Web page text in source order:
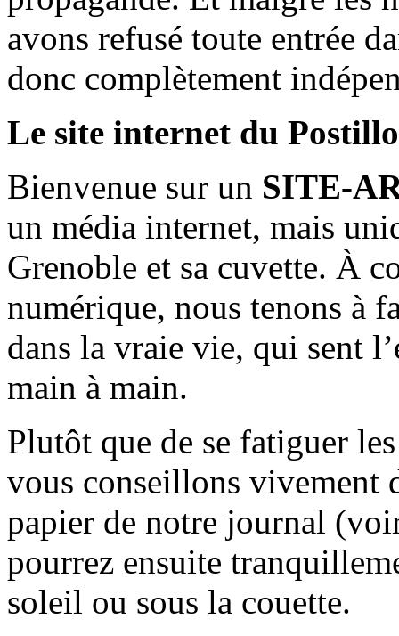
avons refusé toute entrée
donc complètement
Le site internet du
Bienvenue sur un SITE-
un média internet, mais
Grenoble et sa cuvette. À
numérique, nous tenons à
dans la vraie vie, qui sent
main à main.
Plutôt que de se fatiguer
vous conseillons vivement
papier de notre journal
pourrez ensuite
soleil ou sous la couette.